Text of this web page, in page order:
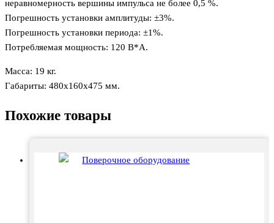
неравномерность вершины импульса не более 0,5 %.
Погрешность установки амплитуды: ±3%.
Погрешность установки периода: ±1%.
Потребляемая мощность: 120 В*А.
Масса: 19 кг.
Габариты: 480х160х475 мм.
Похожие товары